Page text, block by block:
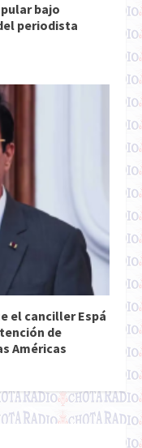
bajo
periodista
el canciller Espá
de
Américas